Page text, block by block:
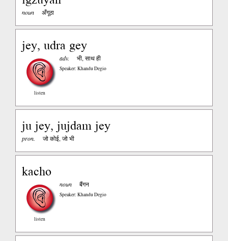
noun अँगूठा
jey, udra gey
listen
adv. भी, साथ ही
Speaker: Khandu Degio
ju jey, jujdam jey
pron. जो कोई, जो भी
kacho
listen
noun बैंगन
Speaker: Khandu Degio